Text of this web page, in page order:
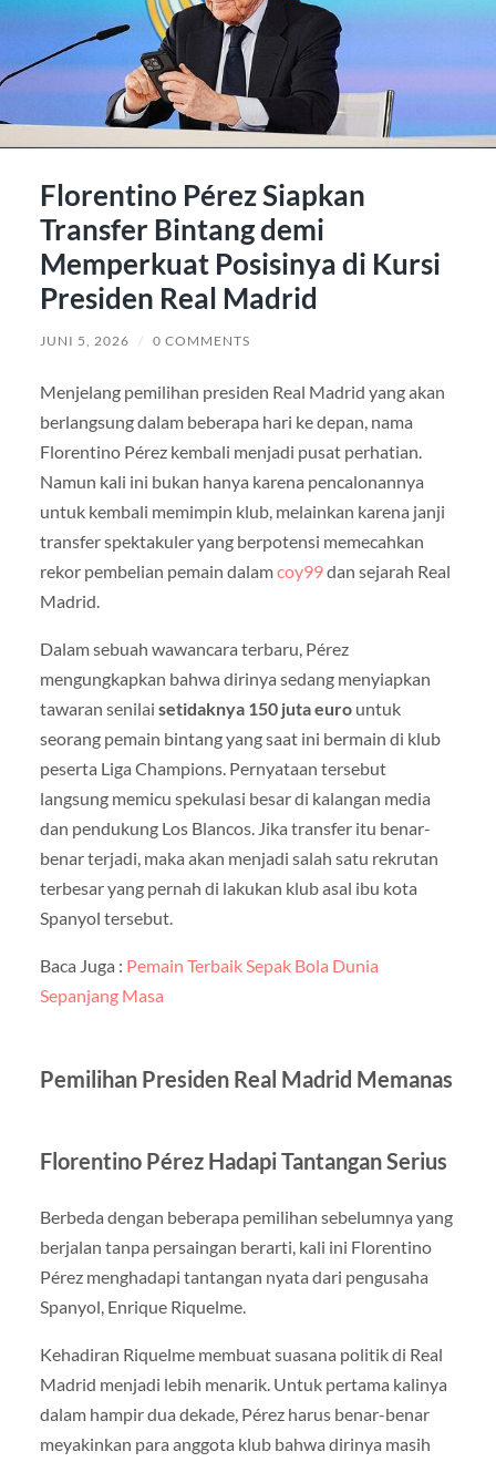
Florentino Pérez Siapkan
Transfer Bintang demi
Memperkuat Posisinya di Kursi
Presiden Real Madrid
JUNI 5, 2026 / 0 COMMENTS
Menjelang pemilihan presiden Real Madrid yang akan
berlangsung dalam beberapa hari ke depan, nama
Florentino Pérez kembali menjadi pusat perhatian.
Namun kali ini bukan hanya karena pencalonannya
untuk kembali memimpin klub, melainkan karena janji
transfer spektakuler yang berpotensi memecahkan
rekor pembelian pemain dalamcoy99dan sejarah Real
Madrid.
Dalam sebuah wawancara terbaru, Pérez
mengungkapkan bahwa dirinya sedang menyiapkan
tawaran senilai setidaknya 150 juta eurountuk
seorang pemain bintang yang saat ini bermain di klub
peserta Liga Champions. Pernyataan tersebut
langsung memicu spekulasi besar di kalangan media
dan pendukung Los Blancos. Jika transfer itu benar-
benar terjadi, maka akan menjadi salah satu rekrutan
terbesar yang pernah di lakukan klub asal ibu kota
Spanyol tersebut.
Baca Juga : Pemain Terbaik Sepak Bola Dunia
Sepanjang Masa
Pemilihan Presiden Real Madrid Memanas
Florentino Pérez Hadapi Tantangan Serius
Berbeda dengan beberapa pemilihan sebelumnya yang
berjalan tanpa persaingan berarti, kali ini Florentino
Pérez menghadapi tantangan nyata dari pengusaha
Spanyol, Enrique Riquelme.
Kehadiran Riquelme membuat suasana politik di Real
Madrid menjadi lebih menarik. Untuk pertama kalinya
dalam hampir dua dekade, Pérez harus benar-benar
meyakinkan para anggota klub bahwa dirinya masih